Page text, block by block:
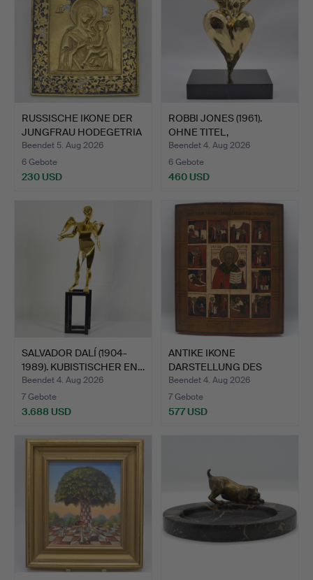
RUSSISCHE IKONE DER
JUNGFRAU HODEGETRIA
BR…
Beendet 5. Aug 2026
6 Gebote
230 USD
ROBBI JONES (1961).
OHNE TITEL,
BRENNENDES…
Beendet 4. Aug 2026
6 Gebote
460 USD
SALVADOR DALÍ (1904-
1989). KUBISTISCHER EN…
Beendet 4. Aug 2026
7 Gebote
3.688 USD
ANTIKE IKONE
DARSTELLUNG DES
HEILIGEN NIKO…
Beendet 4. Aug 2026
7 Gebote
577 USD